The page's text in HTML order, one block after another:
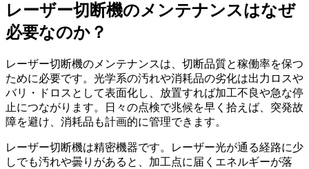
レーザー切断機のメンテナンスはなぜ
必要なのか？
レーザー切断機のメンテナンスは、切断品質と稼働率を保つ
ために必要です。光学系の汚れや消耗品の劣化は出力ロスや
バリ・ドロスとして表面化し、放置すれば加工不良や急な停
止につながります。日々の点検で兆候を早く拾えば、突発故
障を避け、消耗品も計画的に管理できます。
レーザー切断機は精密機器です。レーザー光が通る経路に少
しでも汚れや曇りがあると、加工点に届くエネルギーが落